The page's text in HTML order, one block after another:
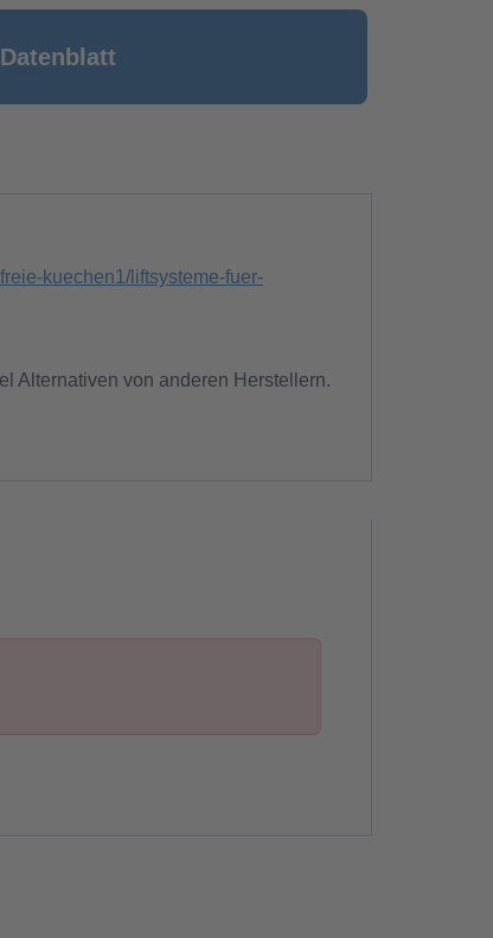
Datenblatt
kuechen1/liftsysteme-fuer-
Alternativen von anderen Herstellern.